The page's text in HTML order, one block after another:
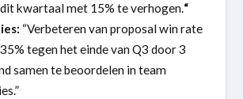
kwartaal met 15% te verhogen.“
“Verbeteren van proposal win rate
tegen het einde van Q3 door 3
samen te beoordelen in team